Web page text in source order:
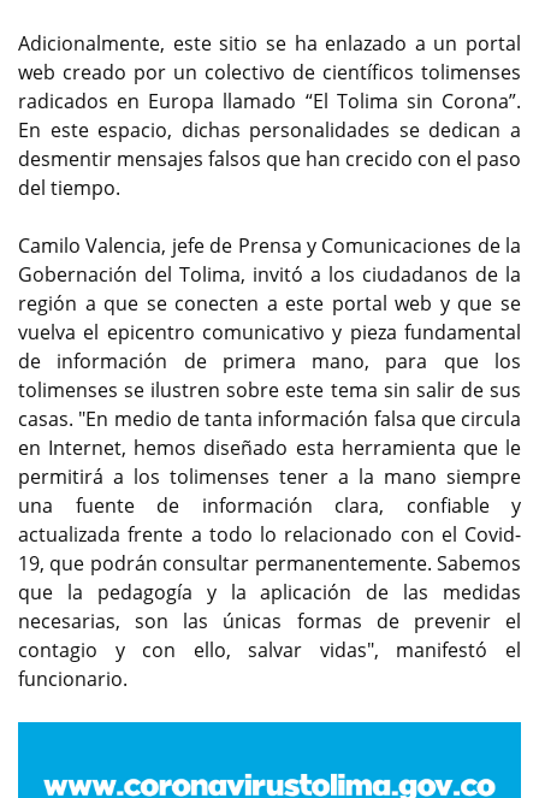
Adicionalmente, este sitio se ha enlazado a un portal
web creado por un colectivo de científicos tolimenses
radicados en Europa llamado “El Tolima sin Corona”.
En este espacio, dichas personalidades se dedican a
desmentir mensajes falsos que han crecido con el paso
del tiempo.
Camilo Valencia, jefe de Prensa y Comunicaciones de la
Gobernación del Tolima, invitó a los ciudadanos de la
región a que se conecten a este portal web y que se
vuelva el epicentro comunicativo y pieza fundamental
de información de primera mano, para que los
tolimenses se ilustren sobre este tema sin salir de sus
casas. "En medio de tanta información falsa que circula
en Internet, hemos diseñado esta herramienta que le
permitirá a los tolimenses tener a la mano siempre
una fuente de información clara, confiable y
actualizada frente a todo lo relacionado con el Covid-
19, que podrán consultar permanentemente. Sabemos
que la pedagogía y la aplicación de las medidas
necesarias, son las únicas formas de prevenir el
contagio y con ello, salvar vidas", manifestó el
funcionario.